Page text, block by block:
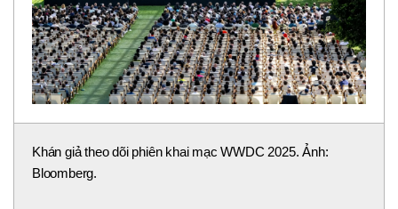
Khán giả theo dõi phiên khai mạc WWDC 2025. Ảnh:
Bloomberg.